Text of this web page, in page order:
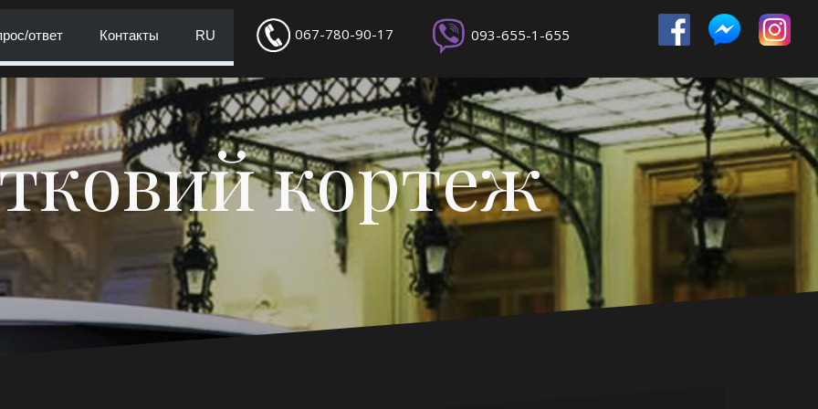
ответ Контакты RU 067-780-90-17 093-655-1-655
кортеж